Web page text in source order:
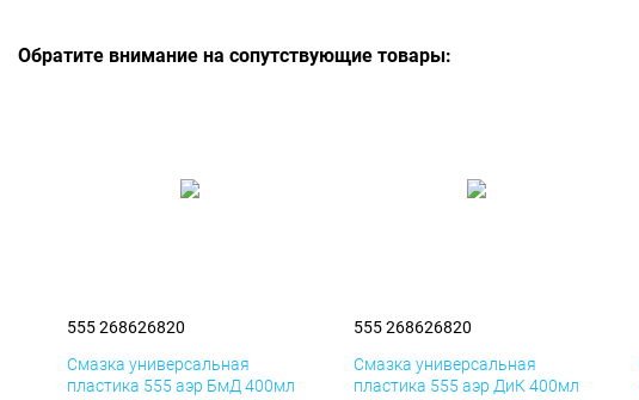
Обратите внимание на сопутствующие товары:
555 268626820
Смазка универсальная
пластика 555 аэр БмД 400мл
555 268626820
Смазка универсальная
пластика 555 аэр ДиК 400мл